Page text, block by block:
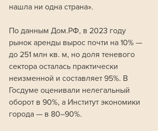
нашла ни одна страна».
По данным Дом.РФ, в 2023 году
рынок аренды вырос почти на 10% —
до 251 млн кв. м, но доля теневого
сектора осталась практически
неизменной и составляет 95%. В
Госдуме оценивали нелегальный
оборот в 90%, а Институт экономики
города — в 80–90%.